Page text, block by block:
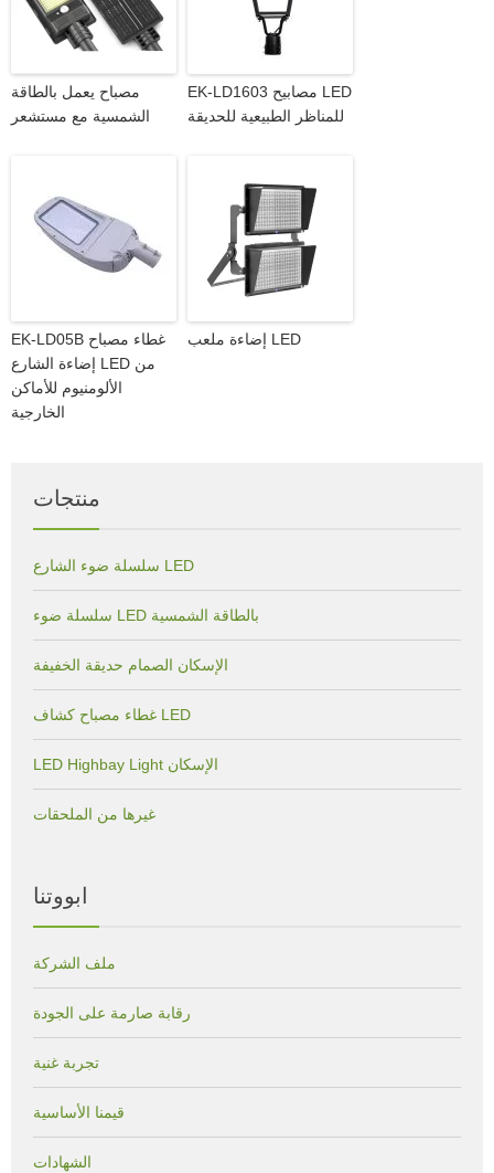
مصباح يعمل بالطاقة
الشمسية مع مستشعر
EK-LD1603 مصابيح LED
للمناظر الطبيعية للحديقة
EK-LD05B غطاء مصباح
إضاءة الشارع LED من
الألومنيوم للأماكن
الخارجية
إضاءة ملعب LED
منتجات
سلسلة ضوء الشارع LED
سلسلة ضوء LED بالطاقة الشمسية
الإسكان الصمام حديقة الخفيفة
غطاء مصباح كشاف LED
LED Highbay Light الإسكان
غيرها من الملحقات
ابووتنا
ملف الشركة
رقابة صارمة على الجودة
تجربة غنية
قيمنا الأساسية
الشهادات